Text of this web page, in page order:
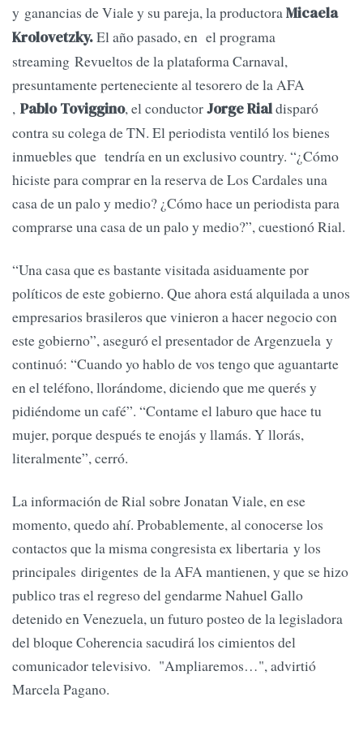
y ganancias de Viale y su pareja, la productoraMicaela
Krolovetzky.El año pasado, en el programa
streaming Revueltos de la plataforma Carnaval,
presuntamente perteneciente al tesorero de la AFA
, Pablo Toviggino, el conductorJorge Rialdisparó
contra su colega de TN. El periodista ventiló los bienes
inmuebles que tendría en un exclusivo country. “¿Cómo
hiciste para comprar en la reserva de Los Cardales una
casa de un palo y medio? ¿Cómo hace un periodista para
comprarse una casa de un palo y medio?”, cuestionó Rial.
“Una casa que es bastante visitada asiduamente por
políticos de este gobierno. Que ahora está alquilada a unos
empresarios brasileros que vinieron a hacer negocio con
este gobierno”, aseguró el presentador de Argenzuela y
continuó: “Cuando yo hablo de vos tengo que aguantarte
en el teléfono, llorándome, diciendo que me querés y
pidiéndome un café”. “Contame el laburo que hace tu
mujer, porque después te enojás y llamás. Y llorás,
literalmente”, cerró.
La información de Rial sobre Jonatan Viale, en ese
momento, quedo ahí. Probablemente, al conocerse los
contactos que la misma congresista ex libertaria y los
principales dirigentes de la AFA mantienen, y que se hizo
publico tras el regreso del gendarme Nahuel Gallo
detenido en Venezuela, un futuro posteo de la legisladora
del bloque Coherencia sacudirá los cimientos del
comunicador televisivo. "Ampliaremos…", advirtió
Marcela Pagano.